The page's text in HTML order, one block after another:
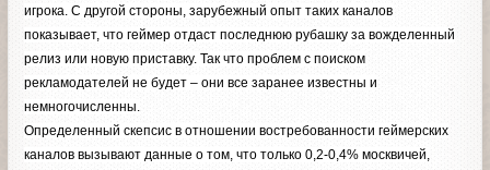
игрока. С другой стороны, зарубежный опыт таких каналов
показывает, что геймер отдаст последнюю рубашку за вожделенный
релиз или новую приставку. Так что проблем с поиском
рекламодателей не будет – они все заранее известны и
немногочисленны.
Определенный скепсис в отношении востребованности геймерских
каналов вызывают данные о том, что только 0,2-0,4% москвичей,